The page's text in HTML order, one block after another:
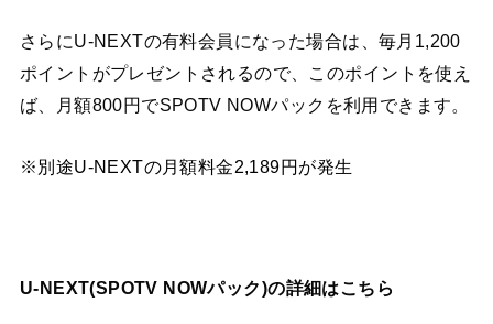
さらにU-NEXTの有料会員になった場合は、毎月1,200
ポイントがプレゼントされるので、このポイントを使え
ば、月額800円でSPOTV NOWパックを利用できます。
※別途U-NEXTの月額料金2,189円が発生
U-NEXT(SPOTV NOWパック)の詳細はこちら